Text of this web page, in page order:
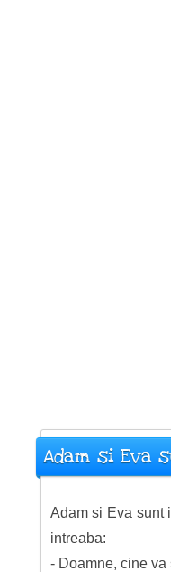
Adam si Eva
Adam si Eva sunt
intreaba:
- Doamne, cine